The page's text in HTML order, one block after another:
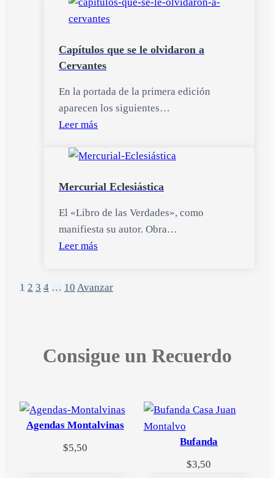
Capítulos que se le olvidaron a
Cervantes
En la portada de la primera edición
aparecen los siguientes…
Leer más
Mercurial Eclesiástica
El «Libro de las Verdades», como
manifiesta su autor. Obra…
Leer más
Posts
1 2 3 4 … 10 Avanzar
Consigue un Recuerdo
Agendas Montalvinas
$5,50
Bufanda
$3,50